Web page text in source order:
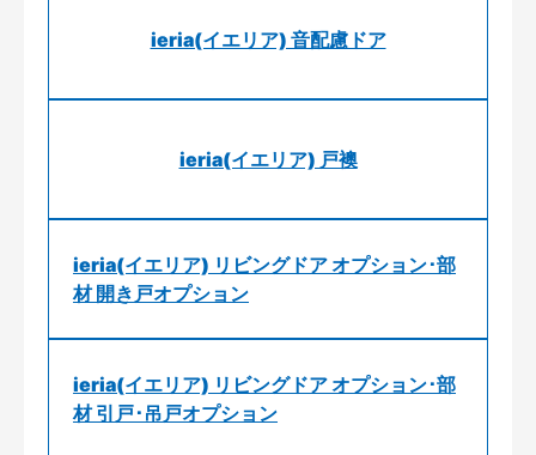
ieria(イエリア) 音配慮ドア
ieria(イエリア) 戸襖
ieria(イエリア) リビングドア オプション･部
材 開き戸オプション
ieria(イエリア) リビングドア オプション･部
材 引戸･吊戸オプション